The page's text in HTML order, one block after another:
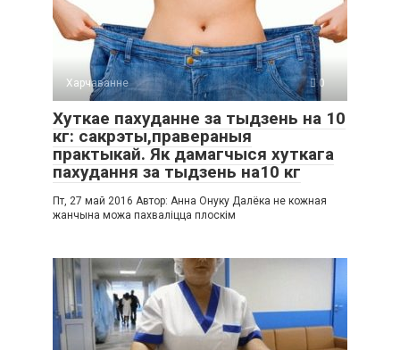
Харчаванне 0
Хуткае пахуданне за тыдзень на 10
кг: сакрэты,правераныя
практыкай. Як дамагчыся хуткага
пахудання за тыдзень на10 кг
Пт, 27 май 2016 Автор: Анна Онуку Далёка не кожная
жанчына можа пахваліцца плоскім